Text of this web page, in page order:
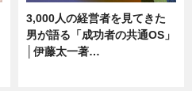
3,000人の経営者を見てきた
男が語る「成功者の共通OS」
│伊藤太一著…